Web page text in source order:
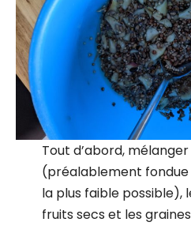
Tout d’abord,
(préalablement
la plus faible possible),
fruits secs et les graines